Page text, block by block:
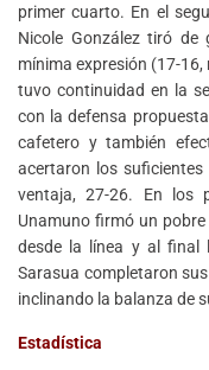
primer cuarto. En el
Nicole González tiró de
mínima expresión (17-
tuvo continuidad en la
con la defensa
cafetero y también
acertaron los
ventaja, 27-26. En los
Unamuno firmó un
desde la línea y al final
Sarasua completaron
inclinando la balanza de
Estadística